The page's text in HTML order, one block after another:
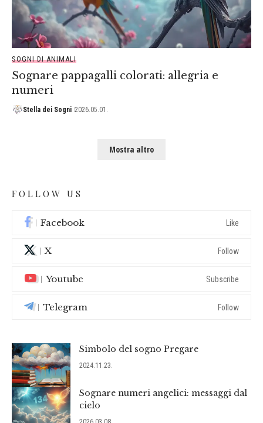
SOGNI DI ANIMALI
Sognare pappagalli colorati: allegria e
numeri
Stella dei Sogni 2026.05.01.
Mostra altro
FOLLOW US
Facebook Like
X Follow
Youtube Subscribe
Telegram Follow
Simbolo del sogno Pregare
2024.11.23.
Sognare numeri angelici: messaggi dal
cielo